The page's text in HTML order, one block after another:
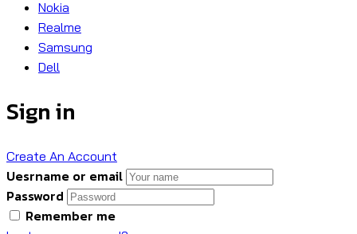
Nokia
Realme
Samsung
Dell
Sign in
Create An Account
Uesrname or email
Password
Remember me